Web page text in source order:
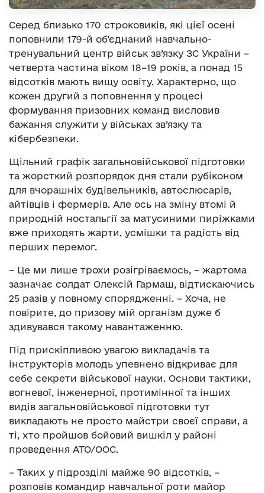
Серед близько 170 строковиків, які цієї осені
поповнили 179-й об’єднаний навчально-
тренувальний центр військ зв’язку ЗС України –
четверта частина віком 18–19 років, а понад 15
відсотків мають вищу освіту. Характерно, що
кожен другий з поповнення у процесі
формування призовних команд висловив
бажання служити у військах зв’язку та
кібербезпеки.
Щільний графік загальновійськової підготовки
та жорсткий розпорядок дня стали рубіконом
для вчорашніх будівельників, автослюсарів,
айтівців і фермерів. Але ось на зміну втомі й
природній ностальгії за матусиними пиріжками
вже приходять жарти, усмішки та радість від
перших перемог.
– Це ми лише трохи розігріваємось, – жартома
зазначає солдат Олексій Гармаш, відтискаючись
25 разів у повному спорядженні. – Хоча, не
повірите, до призову мій організм дуже б
здивувався такому навантаженню.
Під прискіпливою увагою викладачів та
інструкторів молодь упевнено відкриває для
себе секрети військової науки. Основи тактики,
вогневої, інженерної, протимінної та інших
видів загальновійськової підготовки тут
викладають не просто майстри своєї справи, а
ті, хто пройшов бойовий вишкіл у районі
проведення АТО/ООС.
– Таких у підрозділі майже 90 відсотків, –
розповів командир навчальної роти майор